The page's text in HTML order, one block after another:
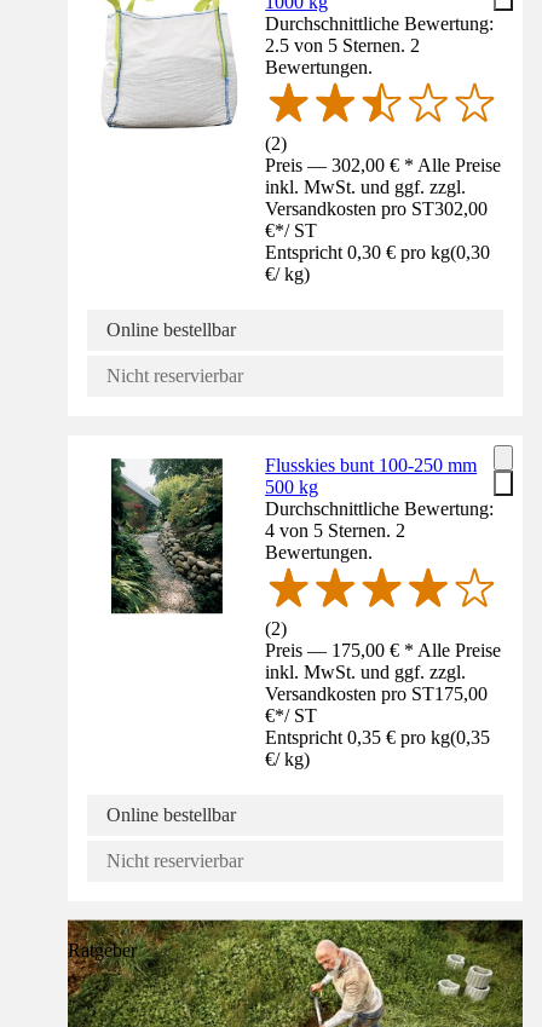
Durchschnittliche Bewertung:
2.5 von 5 Sternen. 2
Bewertungen.
(2)
Preis — 302,00 € * Alle Preise
inkl. MwSt. und ggf. zzgl.
Versandkosten pro ST302,00
€*/ ST
Entspricht 0,30 € pro kg(0,30
€/ kg)
Online bestellbar
Nicht reservierbar
Flusskies bunt 100-250 mm
500 kg
Durchschnittliche Bewertung:
4 von 5 Sternen. 2
Bewertungen.
(2)
Preis — 175,00 € * Alle Preise
inkl. MwSt. und ggf. zzgl.
Versandkosten pro ST175,00
€*/ ST
Entspricht 0,35 € pro kg(0,35
€/ kg)
Online bestellbar
Nicht reservierbar
Ratgeber